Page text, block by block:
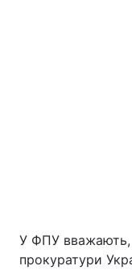
У ФПУ вважають,
прокуратури